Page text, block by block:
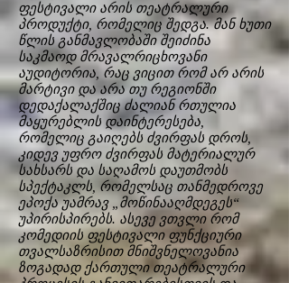
ფესტივალი არის თეატრალური
პროდუქტი, რომელიც შედგა. მან ხუთი
წლის განმავლობაში შეიძინა
საკმაოდ მრავალრიცხოვანი
აუდიტორია, რაც ვიცით რომ არ არის
მარტივი და არა თუ რეგიონში
დედაქალაქშიც ძალიან რთულია
მაყურებლის დაინტერესება,
რომელიც გაიღებს ძვირფას დროს,
კიდევ უფრო ძვირფას მატერიალურ
სახსარს და საღამოს დაუთმობს
სპექტაკლს, რომელსაც თანმედროვე
ეპოქა უამრავ „მოწინააღმდეგეს“
უპირისპირებს. ასევე ვთვლი რომ
კომედიის ფესტივალი ფუნქციური
თვალსაზრისით მნიშვნელოვანია
ზოგადად ქართული თეატრალური